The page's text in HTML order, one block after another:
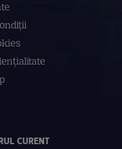
CURENT